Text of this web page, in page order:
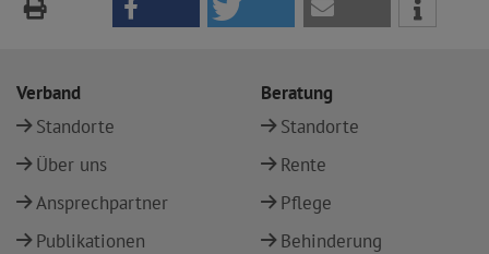
Verband
Standorte
Über uns
Ansprechpartner
Publikationen
Beratung
Standorte
Rente
Pflege
Behinderung